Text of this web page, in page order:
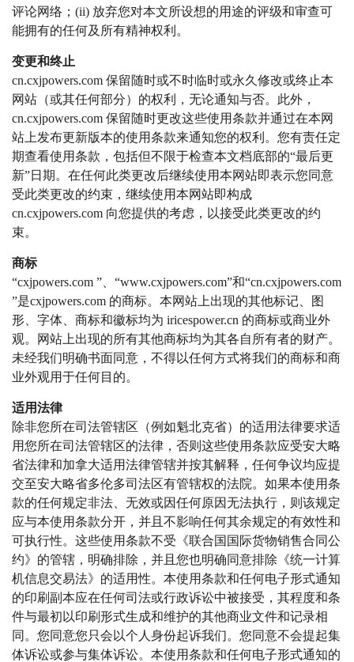
评论网络；(ii) 放弃您对本文所设想的用途的评级和审查可
能拥有的任何及所有精神权利。
变更和终止
cn.cxjpowers.com 保留随时或不时临时或永久修改或终止本
网站（或其任何部分）的权利，无论通知与否。此外，
cn.cxjpowers.com 保留随时更改这些使用条款并通过在本网
站上发布更新版本的使用条款来通知您的权利。您有责任定
期查看使用条款，包括但不限于检查本文档底部的“最后更
新”日期。在任何此类更改后继续使用本网站即表示您同意
受此类更改的约束，继续使用本网站即构成
cn.cxjpowers.com 向您提供的考虑，以接受此类更改的约
束。
商标
“cxjpowers.com ”、“www.cxjpowers.com”和“cn.cxjpowers.com
”是cxjpowers.com 的商标。本网站上出现的其他标记、图
形、字体、商标和徽标均为 iricespower.cn 的商标或商业外
观。网站上出现的所有其他商标均为其各自所有者的财产。
未经我们明确书面同意，不得以任何方式将我们的商标和商
业外观用于任何目的。
适用法律
除非您所在司法管辖区（例如魁北克省）的适用法律要求适
用您所在司法管辖区的法律，否则这些使用条款应受安大略
省法律和加拿大适用法律管辖并按其解释，任何争议均应提
交至安大略省多伦多司法区有管辖权的法院。 如果本使用条
款的任何规定非法、无效或因任何原因无法执行，则该规定
应与本使用条款分开，并且不影响任何其余规定的有效性和
可执行性。 这些使用条款不受《联合国国际货物销售合同公
约》的管辖， 明确排除，并且您也明确同意排除《统一计算
机信息交易法》的适用性。 本使用条款和任何电子形式通知
的印刷副本应在任何司法或行政诉讼中被接受，其程度和条
件与最初以印刷形式生成和维护的其他商业文件和记录相
同。 您同意您只会以个人身份起诉我们。 您同意不会提起集
体诉讼或参与集体诉讼。 本使用条款和任何电子形式通知的